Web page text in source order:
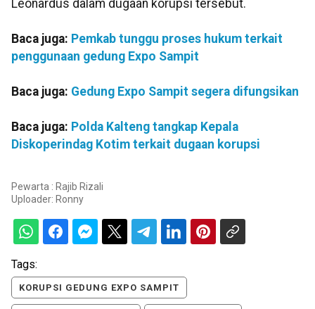
Leonardus dalam dugaan korupsi tersebut.
Baca juga: Pemkab tunggu proses hukum terkait
penggunaan gedung Expo Sampit
Baca juga: Gedung Expo Sampit segera difungsikan
Baca juga: Polda Kalteng tangkap Kepala
Diskoperindag Kotim terkait dugaan korupsi
Pewarta : ​​​​​​​Rajib Rizali
Uploader: Ronny
Tags:
KORUPSI GEDUNG EXPO SAMPIT